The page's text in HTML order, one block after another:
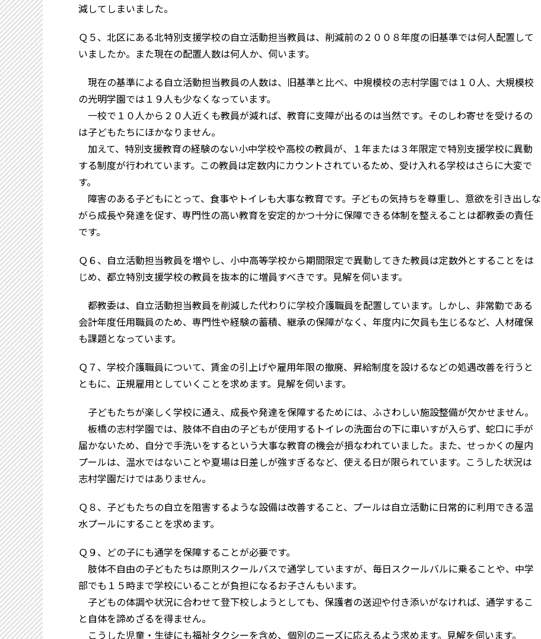
減してしまいました。
Ｑ５、北区にある北特別支援学校の自立活動担当教員は、削減前の２００８年度の旧基準では何人配置して
いましたか。また現在の配置人数は何人か、伺います。
現在の基準による自立活動担当教員の人数は、旧基準と比べ、中規模校の志村学園では１０人、大規模校
の光明学園では１９人も少なくなっています。
一校で１０人から２０人近くも教員が減れば、教育に支障が出るのは当然です。そのしわ寄せを受けるの
は子どもたちにほかなりません。
加えて、特別支援教育の経験のない小中学校や高校の教員が、１年または３年限定で特別支援学校に異動
する制度が行われています。この教員は定数内にカウントされているため、受け入れる学校はさらに大変で
す。
障害のある子どもにとって、食事やトイレも大事な教育です。子どもの気持ちを尊重し、意欲を引き出しな
がら成長や発達を促す、専門性の高い教育を安定的かつ十分に保障できる体制を整えることは都教委の責任
です。
Ｑ６、自立活動担当教員を増やし、小中高等学校から期間限定で異動してきた教員は定数外とすることをは
じめ、都立特別支援学校の教員を抜本的に増員すべきです。見解を伺います。
都教委は、自立活動担当教員を削減した代わりに学校介護職員を配置しています。しかし、非常勤である
会計年度任用職員のため、専門性や経験の蓄積、継承の保障がなく、年度内に欠員も生じるなど、人材確保
も課題となっています。
Ｑ７、学校介護職員について、賃金の引上げや雇用年限の撤廃、昇給制度を設けるなどの処遇改善を行うと
ともに、正規雇用としていくことを求めます。見解を伺います。
子どもたちが楽しく学校に通え、成長や発達を保障するためには、ふさわしい施設整備が欠かせません。
板橋の志村学園では、肢体不自由の子どもが使用するトイレの洗面台の下に車いすが入らず、蛇口に手が
届かないため、自分で手洗いをするという大事な教育の機会が損なわれていました。また、せっかくの屋内
プールは、温水ではないことや夏場は日差しが強すぎるなど、使える日が限られています。こうした状況は
志村学園だけではありません。
Ｑ８、子どもたちの自立を阻害するような設備は改善すること、プールは自立活動に日常的に利用できる温
水プールにすることを求めます。
Ｑ９、どの子にも通学を保障することが必要です。
肢体不自由の子どもたちは原則スクールバスで通学していますが、毎日スクールバルに乗ることや、中学
部でも１５時まで学校にいることが負担になるお子さんもいます。
子どもの体調や状況に合わせて登下校しようとしても、保護者の送迎や付き添いがなければ、通学するこ
と自体を諦めざるを得ません。
こうした児童・生徒にも福祉タクシーを含め、個別のニーズに応えるよう求めます。見解を伺います。